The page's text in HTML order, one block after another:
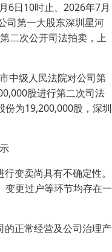
6日10时止、2026年7月
司第一大股东深圳星河
二次公开司法拍卖，上
中级人民法院对公司第
股进行第二次司法
份为19,200,000股，深圳
变卖尚具有不确定性。
变更过户等环节均存在一
的正常经营及公司治理产